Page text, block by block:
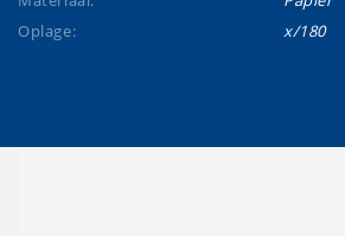
Oplage:
x/180